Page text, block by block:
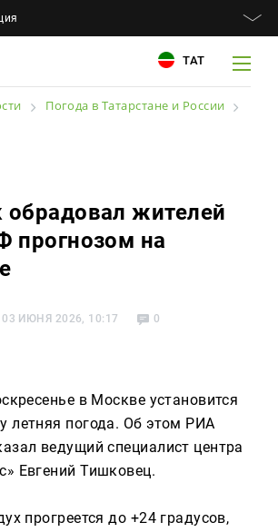
ТАТ
Погода в Татарстане и России
обрадовал жителей
прогнозом на
03 ИЮНЯ 2026, 10:17 0
в Москве установится
летняя погода. Об этом РИА
ведущий специалист центра
Евгений Тишковец.
прогреется до +24 градусов,